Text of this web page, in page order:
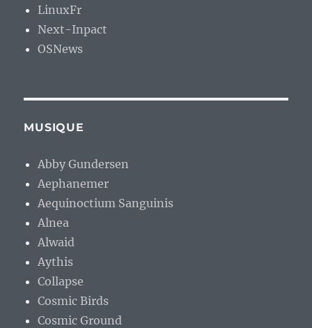
LinuxFr
Next-Inpact
OSNews
MUSIQUE
Abby Gundersen
Aephanemer
Aequinoctium Sanguinis
Alnea
Alwaid
Aythis
Collapse
Cosmic Birds
Cosmic Ground